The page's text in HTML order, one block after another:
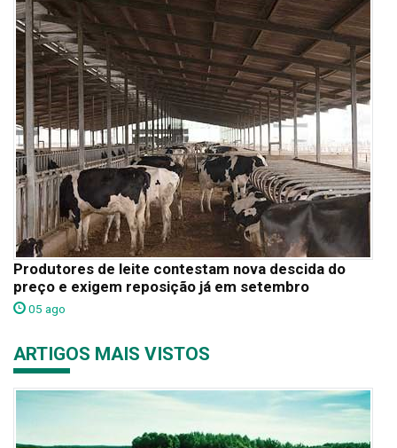
Produtores de leite contestam nova descida do
preço e exigem reposição já em setembro
05 ago
ARTIGOS MAIS VISTOS